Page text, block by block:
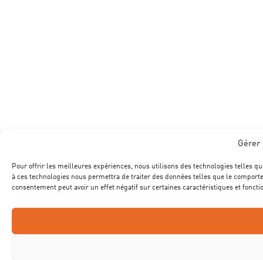
Gérer
Pour offrir les meilleures expériences, nous utilisons des technologies telles
à ces technologies nous permettra de traiter des données telles que le
consentement peut avoir un effet négatif sur certaines caractéristiques et